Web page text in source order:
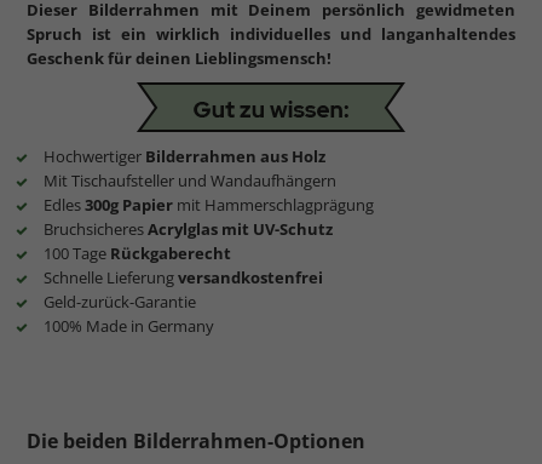
Dieser Bilderrahmen mit Deinem persönlich gewidmeten
Spruch ist ein wirklich individuelles und langanhaltendes
Geschenk für deinen Lieblingsmensch!
Hochwertiger Bilderrahmen aus Holz
Mit Tischaufsteller und Wandaufhängern
Edles300g Papier mit Hammerschlagprägung
BruchsicheresAcrylglas mit UV-Schutz
100 Tage Rückgaberecht
Schnelle Lieferungversandkostenfrei
Geld-zurück-Garantie
100% Made in Germany
Die beiden Bilderrahmen-Optionen